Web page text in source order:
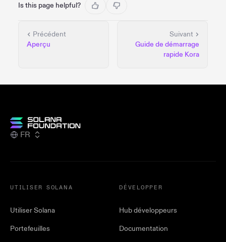
Is this page helpful?
Précédent
Aperçu
Suivant
Guide de démarrage
rapide Kora
FR
UTILISER SOLANA
Utiliser Solana
Portefeuilles
DÉVELOPPER
Hub développeurs
Documentation